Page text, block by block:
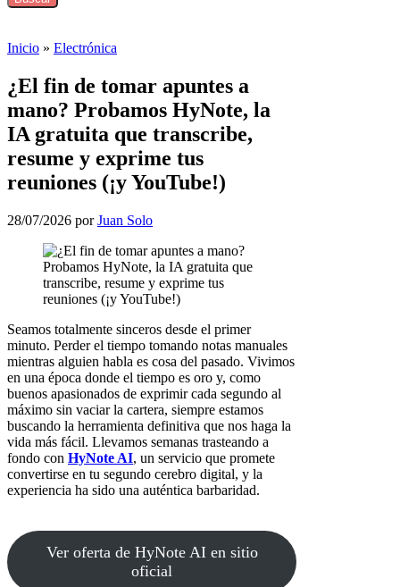
Inicio » Electrónica
¿El fin de tomar apuntes a
mano? Probamos HyNote, la
IA gratuita que transcribe,
resume y exprime tus
reuniones (¡y YouTube!)
28/07/2026 porJuan Solo
Seamos totalmente sinceros desde el primer
minuto. Perder el tiempo tomando notas manuales
mientras alguien habla es cosa del pasado. Vivimos
en una época donde el tiempo es oro y, como
buenos apasionados de exprimir cada segundo al
máximo sin vaciar la cartera, siempre estamos
buscando la herramienta definitiva que nos haga la
vida más fácil. Llevamos semanas trasteando a
fondo con HyNote AI, un servicio que promete
convertirse en tu segundo cerebro digital, y la
experiencia ha sido una auténtica barbaridad.
Ver oferta de HyNote AI en sitio
oficial